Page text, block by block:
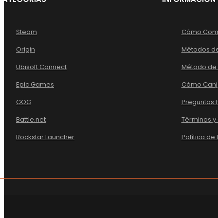
Steam
Origin
Ubisoft Connect
Epic Games
GOG
Battle.net
Rockstar Launcher
Cómo
Métodos
Método de
Cómo
Preguntas
Términos
Política de